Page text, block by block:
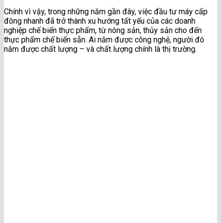
Chính vì vậy, trong những năm gần đây, việc đầu tư máy cấp
đông nhanh đã trở thành xu hướng tất yếu của các doanh
nghiệp chế biến thực phẩm, từ nông sản, thủy sản cho đến
thực phẩm chế biến sẵn. Ai nắm được công nghệ, người đó
nắm được chất lượng – và chất lượng chính là thị trường.